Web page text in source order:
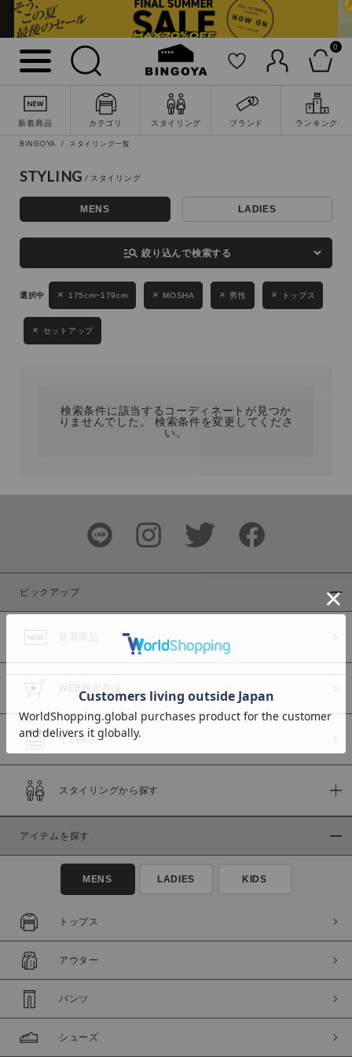
0
新着商品 カテゴリ スタイリング ブランド ランキング
詳細検索
キーワード
性別
MENS LADIES KIDS
ブランド
カラー
商品タイプ
通常商品
セール価格
在庫
在庫あり
BINGOYA スタイリング一覧
STYLING
MENS LADIES
manage_search 絞り込んで検索する
175cm~179cm MOSHA 男性 トップス
セットアップ
検索条件に該当するコーディネートが見つか
りませんでした。 検索条件を変更してくださ
い。
ピックアップ
新着商品
WEB限定商品
予約商品
スタイリングから探す
アイテムを探す
MENS LADIES KIDS
トップス
アウター
パンツ
シューズ